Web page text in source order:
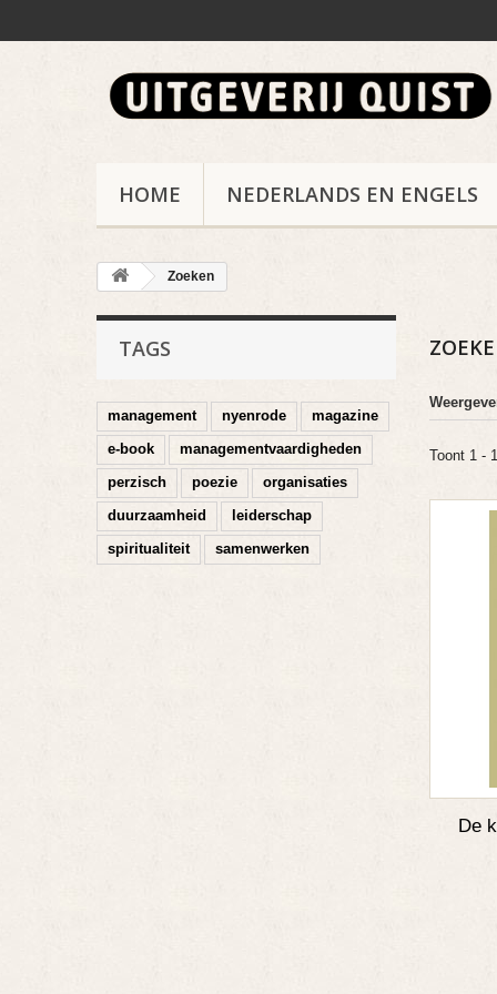
HOME NEDERLANDS EN ENGELS
Zoeken
TAGS
management nyenrode
magazine
e-book
managementvaardigheden
perzisch
poezie
organisaties
duurzaamheid
leiderschap
spiritualiteit
samenwerken
Toont 1 -
De